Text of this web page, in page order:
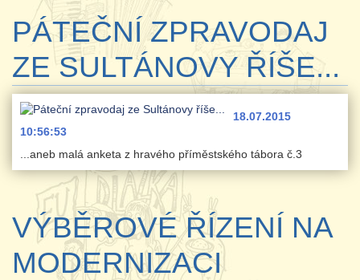
PÁTEČNÍ ZPRAVODAJ
ZE SULTÁNOVY ŘÍŠE...
18.07.2015
10:56:53
...aneb malá anketa z hravého příměstského tábora č.3
VÝBĚROVÉ ŘÍZENÍ NA
MODERNIZACI